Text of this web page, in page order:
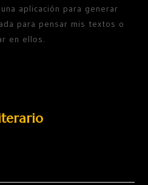
aplicación para generar
para pensar mis textos o
en ellos.